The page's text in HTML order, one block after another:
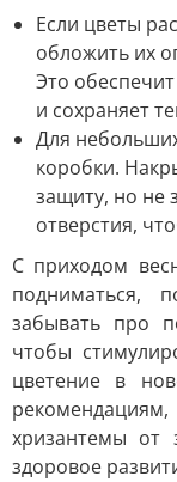
Если цветы
обложить их
Это
и сохраняет
Для
коробки.
защиту, но не
отверстия,
С приходом
подниматься,
забывать про
чтобы
цветение в
хризантемы от
здоровое